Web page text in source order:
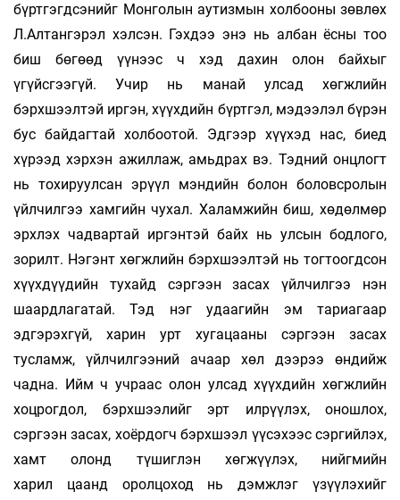
бүртгэгдсэнийг Монголын аутизмын холбооны зөвлөх
Л.Алтангэрэл хэлсэн. Гэхдээ энэ нь албан ёсны тоо
биш бөгөөд үүнээс ч хэд дахин олон байхыг
үгүйсгээгүй. Учир нь манай улсад хөгжлийн
бэрхшээлтэй иргэн, хүүхдийн бүртгэл, мэдээлэл бүрэн
бус байдагтай холбоотой. Эдгээр хүүхэд нас, биед
хүрээд хэрхэн ажиллаж, амьдрах вэ. Тэдний онцлогт
нь тохируулсан эрүүл мэндийн болон боловсролын
үйлчилгээ хамгийн чухал. Халамжийн биш, хөдөлмөр
эрхлэх чадвартай иргэнтэй байх нь улсын бодлого,
зорилт. Нэгэнт хөгжлийн бэрхшээлтэй нь тогтоогдсон
хүүхдүүдийн тухайд сэргээн засах үйлчилгээ нэн
шаардлагатай. Тэд нэг удаагийн эм тариагаар
эдгэрэхгүй, харин урт хугацааны сэргээн засах
тусламж, үйлчилгээний ачаар хөл дээрээ өндийж
чадна. Ийм ч учраас олон улсад хүүхдийн хөгжлийн
хоцрогдол, бэрхшээлийг эрт илрүүлэх, оношлох,
сэргээн засах, хоёрдогч бэрхшээл үүсэхээс сэргийлэх,
хамт олонд түшиглэн хөгжүүлэх, нийгмийн
харил цаанд оролцоход нь дэмжлэг үзүүлэхийг